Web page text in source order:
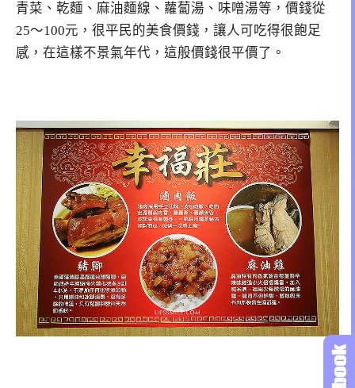
青菜、乾麵、麻油麵線、蘿蔔湯、味噌湯等，價錢從
25～100元，很平民的美食價錢，讓人可吃得很飽足
感，在這樣不景氣年代，這般價錢很平價了。